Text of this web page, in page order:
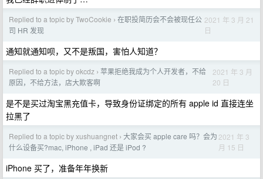
Replied to a topic by TwoCookie › 在职投简历会不会被现任公
司 HR 发现
2021 年 3 月 21
日
通知就通知呗，又不是叛国，害怕人知道？
Replied to a topic by okcdz › 苹果拒绝我成为个人开发者，不给
原因，不给方法，店大欺客啊
2021 年 3 月
20 日
是不是买过淘宝黑充值卡，导致身份证绑定的所有 apple id 直接连坐
拉黑了
Replied to a topic by xushuangnet › 大家会买 apple care 吗？会为
什么设备买?mac, iPhone , iPad 还是 iPod ?
2021 年 3
月 15 日
iPhone 买了，准备年年换新